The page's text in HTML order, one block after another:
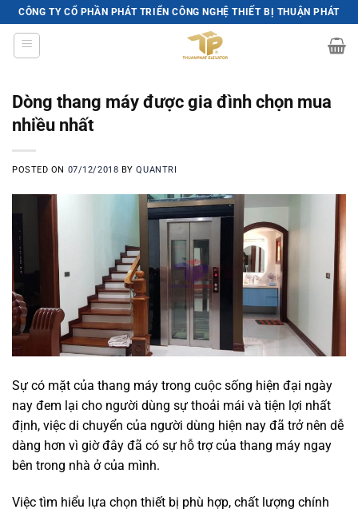
Skip
to
content
CÔNG TY CỔ PHẦN PHÁT TRIỂN CÔNG NGHỆ THIẾT BỊ THUẬN PHÁT
Dòng thang máy được gia đình chọn mua
nhiều nhất
POSTED ON 07/12/2018 BYQUANTRI
Sự có mặt của thang máy trong cuộc sống hiện đại ngày
nay đem lại cho người dùng sự thoải mái và tiện lợi nhất
định, việc di chuyển của người dùng hiện nay đã trở nên dễ
dàng hơn vì giờ đây đã có sự hỗ trợ của thang máy ngay
bên trong nhà ở của mình.
Việc tìm hiểu lựa chọn thiết bị phù hợp, chất lượng chính